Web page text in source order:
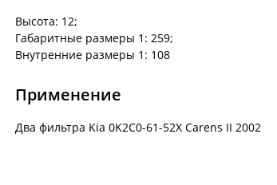
Высота: 12;
Габаритные размеры 1: 259;
Внутренние размеры 1: 108
Применение
Два фильтра Kia 0K2C0-61-52X Carens II 2002